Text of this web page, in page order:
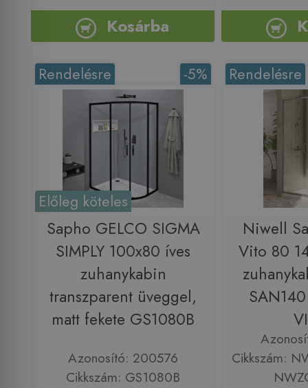
Kosárba
-5%
Rendelésre
Előleg köteles
Sapho GELCO SIGMA
SIMPLY 100x80 íves
zuhanykabin
transzparent üveggel,
matt fekete GS1080B
Azonosító: 200576
Cikkszám: GS1080B
Rendelésre
Niwell
Vito 80
Cikkszám: